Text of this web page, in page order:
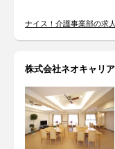
ナイス！介護事業部の求
株式会社ネオキャリ